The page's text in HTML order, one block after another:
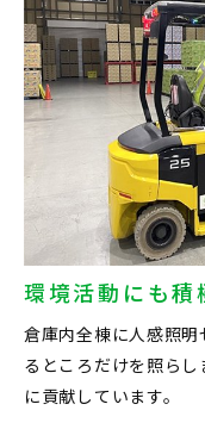
環境活動にも積
倉庫内全棟に人感照
るところだけを照ら
に貢献しています。